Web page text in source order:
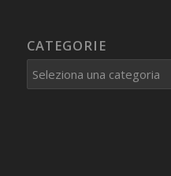
CATEGORIE
Categorie